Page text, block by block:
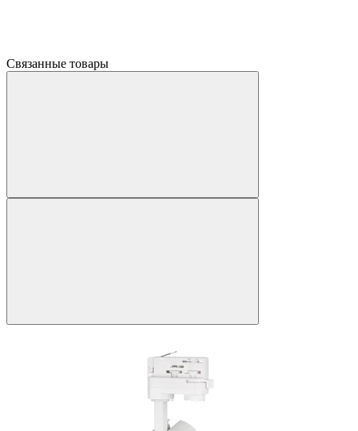
Связанные товары